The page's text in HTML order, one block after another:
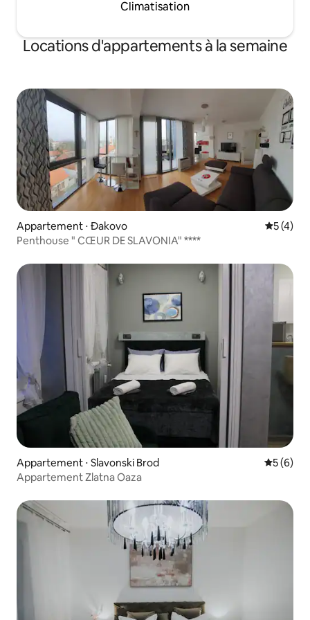
Climatisation
Locations d'appartements à la semaine
Appartement ⋅ Đakovo
5 (4)
Penthouse " CŒUR DE SLAVONIA" ****
Appartement ⋅ Slavonski Brod
5 (6)
Appartement Zlatna Oaza